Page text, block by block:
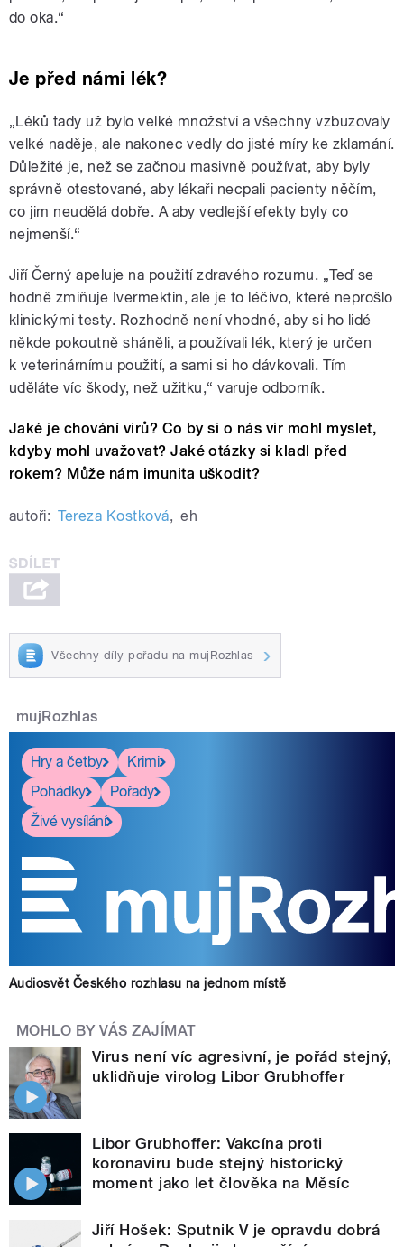
do oka.“
Je před námi lék?
„Léků tady už bylo velké množství a všechny vzbuzovaly
velké naděje, ale nakonec vedly do jisté míry ke zklamání.
Důležité je, než se začnou masivně používat, aby byly
správně otestované, aby lékaři necpali pacienty něčím,
co jim neudělá dobře. A aby vedlejší efekty byly co
nejmenší.“
Jiří Černý apeluje na použití zdravého rozumu. „Teď se
hodně zmiňuje Ivermektin, ale je to léčivo, které neprošlo
klinickými testy. Rozhodně není vhodné, aby si ho lidé
někde pokoutně sháněli, a používali lék, který je určen
k veterinárnímu použití, a sami si ho dávkovali. Tím
uděláte víc škody, než užitku,“ varuje odborník.
Jaké je chování virů? Co by si o nás vir mohl myslet,
kdyby mohl uvažovat? Jaké otázky si kladl před
rokem? Může nám imunita uškodit?
autoři: Tereza Kostková, eh
Všechny díly pořadu na mujRozhlas
mujRozhlas
Hry a četby
Krimi
Pohádky
Pořady
Živé vysílání
Audiosvět Českého rozhlasu na jednom místě
MOHLO BY VÁS ZAJÍMAT
Virus není víc agresivní, je pořád stejný,
uklidňuje virolog Libor Grubhoffer
Libor Grubhoffer: Vakcína proti
koronaviru bude stejný historický
moment jako let člověka na Měsíc
Jiří Hošek: Sputnik V je opravdu dobrá